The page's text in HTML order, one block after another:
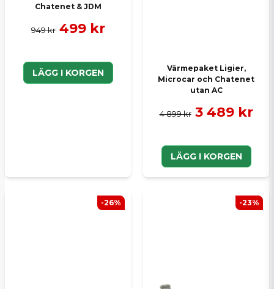
Chatenet & JDM
949 kr 499 kr
LÄGG I KORGEN
Värmepaket Ligier,
Microcar och Chatenet
utan AC
4 899 kr 3 489 kr
LÄGG I KORGEN
-26% -23%